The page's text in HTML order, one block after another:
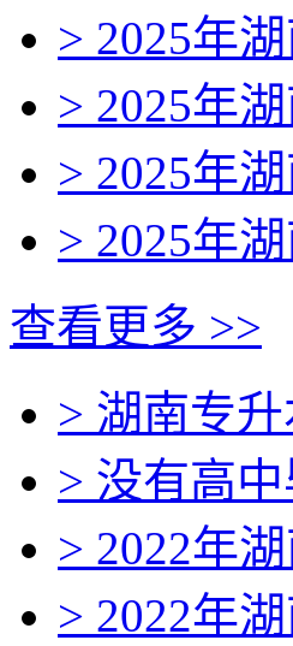
> 2025年
> 2025年
> 2025年
> 2025年
查看更多 >>
> 湖南专
> 没有高
> 2022年
> 2022年